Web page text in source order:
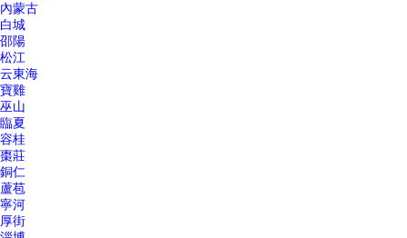
內蒙古
白城
邵陽
松江
云東海
寶雞
巫山
臨夏
容桂
棗莊
銅仁
蘆苞
寧河
厚街